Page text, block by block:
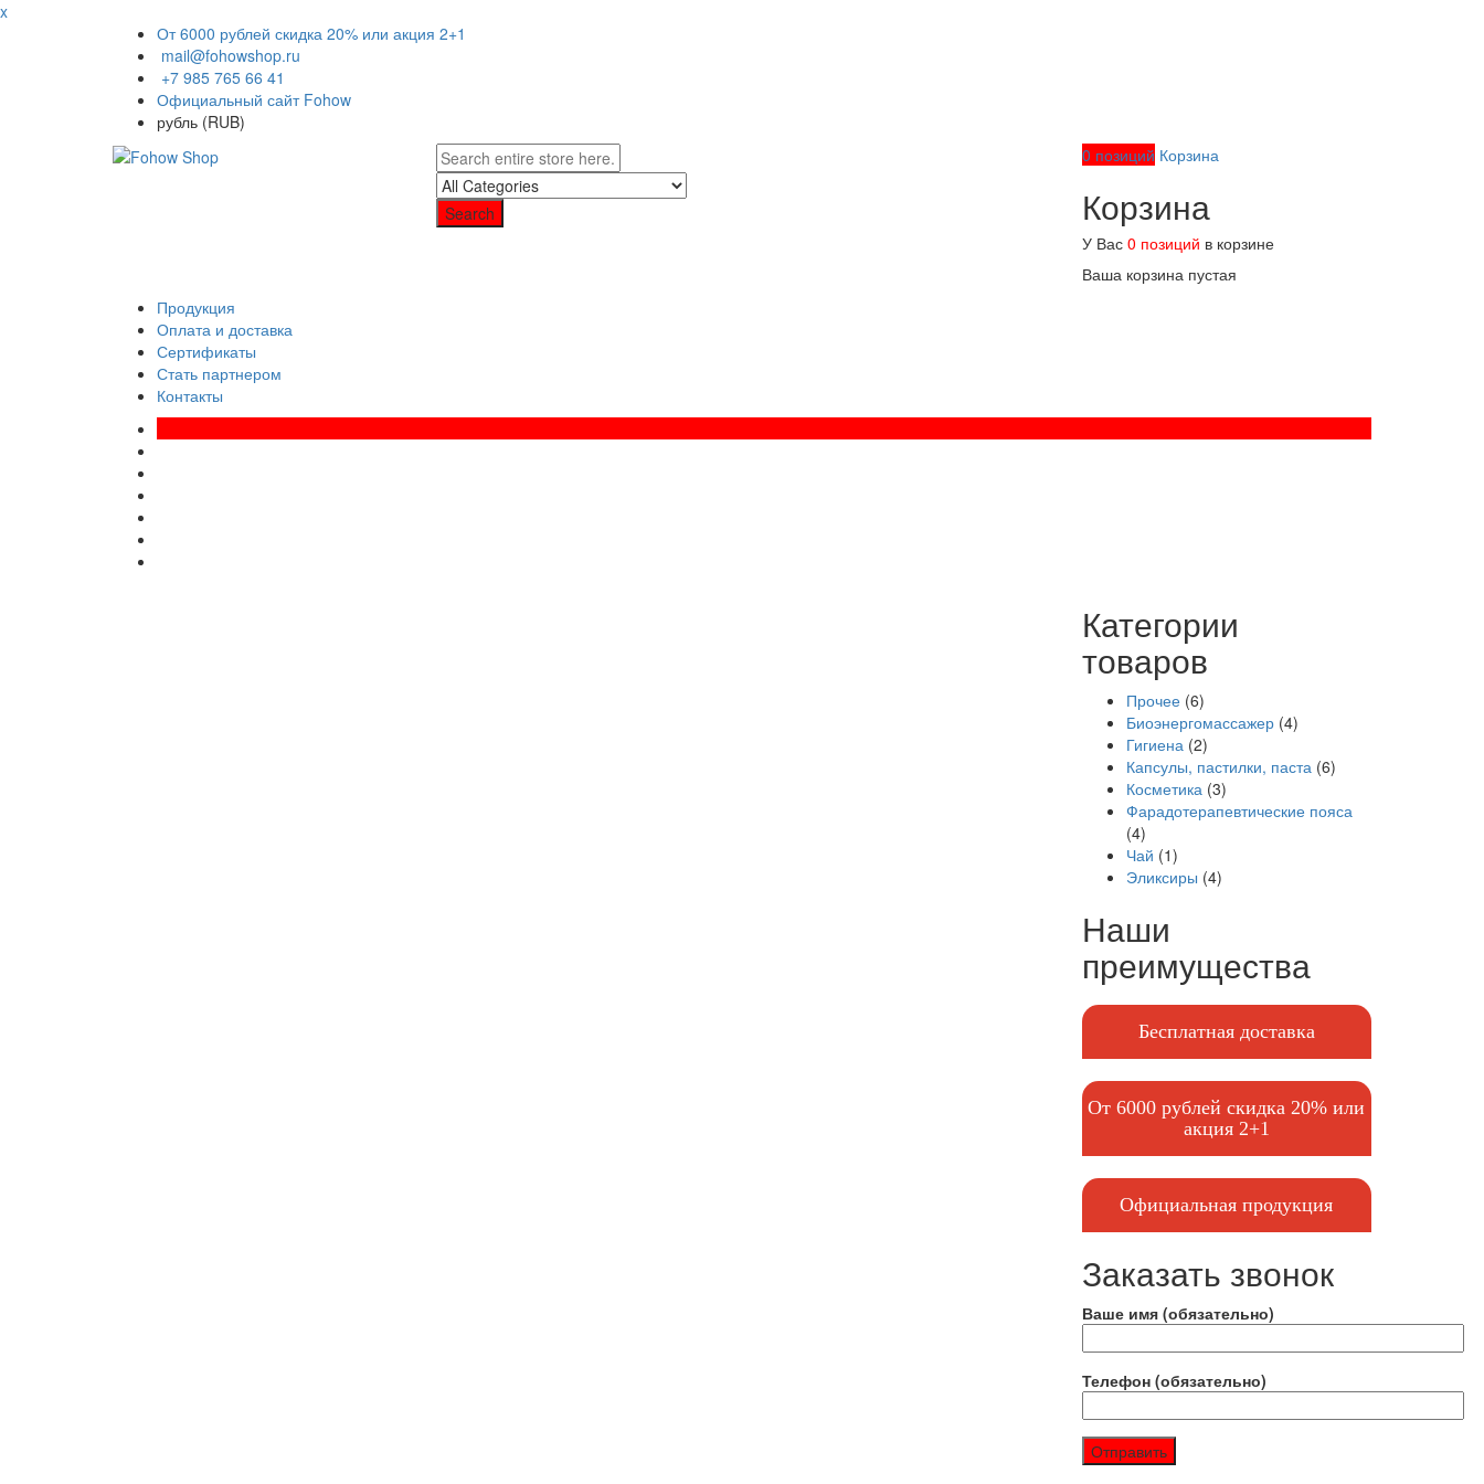
x
От 6000 рублей скидка 20% или акция 2+1
mail@fohowshop.ru
+7 985 765 66 41
Официальный сайт Fohow
рубль (RUB)
Search
0 позиций Корзина
Корзина
У Вас 0 позиций в корзине
Ваша корзина пустая
Продукция
Оплата и доставка
Сертификаты
Стать партнером
Контакты
Категории
товаров
Прочее (6)
Биоэнергомассажер (4)
Гигиена (2)
Капсулы, пастилки, паста (6)
Косметика (3)
Фарадотерапевтические пояса
(4)
Чай (1)
Эликсиры (4)
Наши
преимущества
Бесплатная доставка
От 6000 рублей скидка 20% или
акция 2+1
Официальная продукция
Заказать звонок
Ваше имя (обязательно)
Телефон (обязательно)